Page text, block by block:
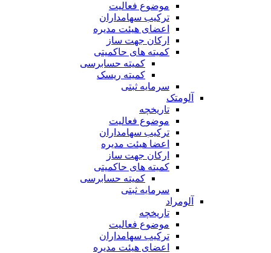
موضوع فعالیت
ترکیب سهامداران
اعضای هیئت مدیره
ارکان جهت ساز
کمیته های حاکمیتی
کمیته حسابرسی
کمیته ریسک
سرمایه ثبتی
آلومتک
تاریخچه
موضوع فعالیت
ترکیب سهامداران
اعضا هیئت مدیره
ارکان جهت ساز
کمیته های حاکمیتی
کمیته حسابرسی
سرمایه ثبتی
آلومراد
تاریخچه
موضوع فعالیت
ترکیب سهامداران
اعضای هیئت مدیره